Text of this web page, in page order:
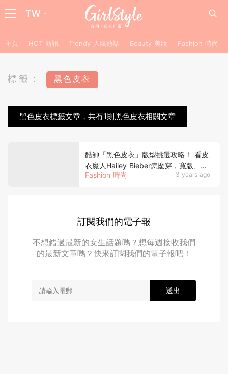
TW
主頁 HOT 新訊 Trendy 人氣熱話 Beauty 美妝 Fashion 時尚
標籤： 黑色皮衣
黑色皮衣標籤文章，共有1則黑色皮衣相關文章
Fashion 時尚 3 years ago
酷帥「黑色皮衣」版型挑選攻略！ 看皮
衣魔人Hailey Bieber怎麼穿，寬版、短
版或是超長廓型隨意搭都時髦
訂閱我們的電子報
不想錯過最新的女生話題嗎？想每週接收我們
的最新文章嗎？快來訂閱我們的電子報吧！
送出